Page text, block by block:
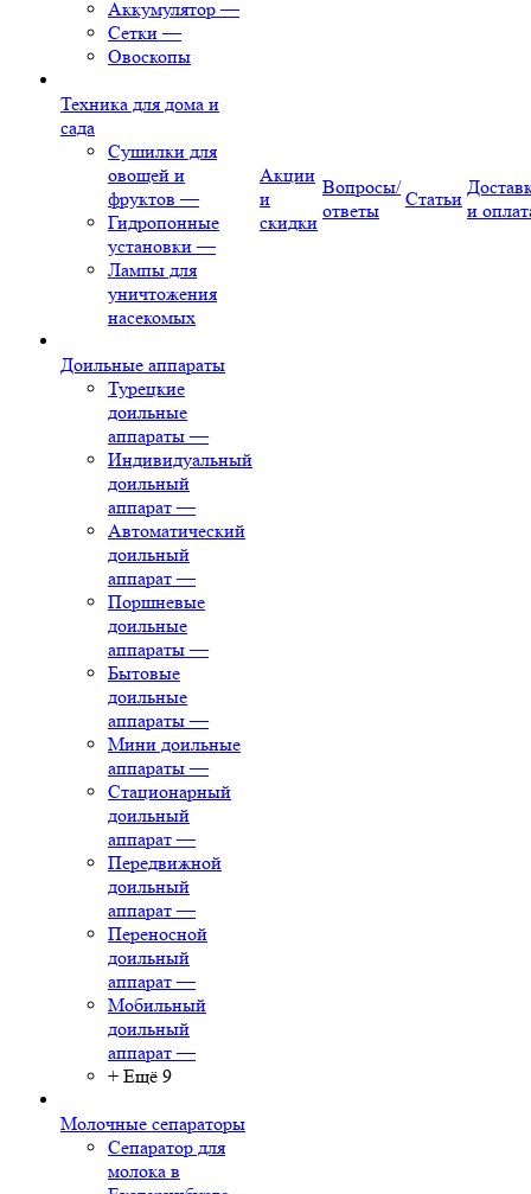
Аккумулятор —
Сетки —
Овоскопы
Техника для дома и
сада
Сушилки для
овощей и
фруктов —
Гидропонные
установки —
Лампы для
уничтожения
насекомых
Доильные аппараты
Турецкие
доильные
аппараты —
Индивидуальный
доильный
аппарат —
Автоматический
доильный
аппарат —
Поршневые
доильные
аппараты —
Бытовые
доильные
аппараты —
Мини доильные
аппараты —
Стационарный
доильный
аппарат —
Передвижной
доильный
аппарат —
Переносной
доильный
аппарат —
Мобильный
доильный
аппарат —
+ Ещё 9
Молочные сепараторы
Сепаратор для
молока в
Акции
и
скидки
Вопросы/
ответы
Статьи
и